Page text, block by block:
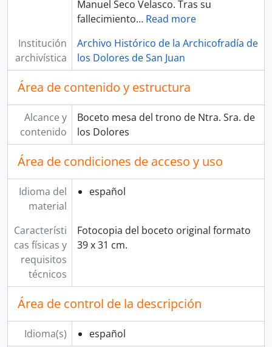
Manuel Seco Velasco. Tras su
fallecimiento… Read more
Institución
archivística
Archivo Histórico de la Archicofradía de
los Dolores de San Juan
Área de contenido y estructura
Alcance y
contenido
Boceto mesa del trono de Ntra. Sra. de
los Dolores
Área de condiciones de acceso y uso
Idioma del
material
español
Característi
cas físicas y
requisitos
técnicos
Fotocopia del boceto original formato
39 x 31 cm.
Área de control de la descripción
Idioma(s) español